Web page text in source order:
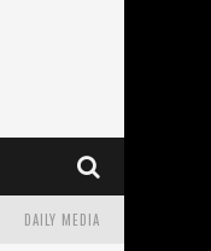
DAILY MEDIA